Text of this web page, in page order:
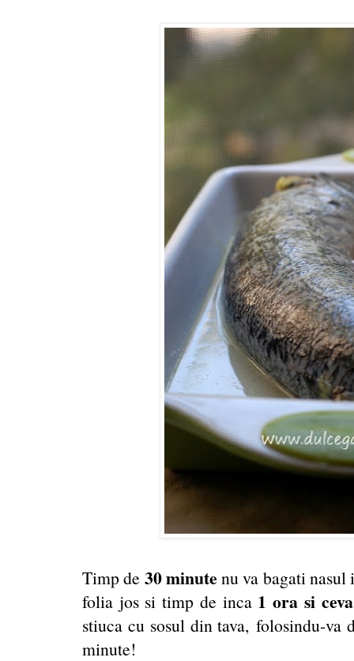
Timp de 30 minute nu va bagati nasul
folia jos si timp de inca 1 ora si
stiuca cu sosul din tava, folosindu-
minute!